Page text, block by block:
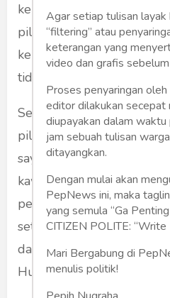
kelas. Ternyata Pak Guru
pilihan, dia siap mengajar
keluar kelas. Jika saya
tidak mengajar.
Seisi kelas tidak memberi
pilihan tersebut. Tapi
saya harus keluar kelas.
kawan menjadi korban
pelajaran gara-gara
setelah saya keluar kelas,
dan memberi pelajaran
Hukuman berlaku begitu
Agar setiap tulisan layak
“filtering” atau
keterangan yang
video dan grafis
Proses penyaringan
editor dilakukan secepat
diupayakan dalam
jam sebuah tulisan
ditayangkan.
Dengan mulai akan
PepNews ini, maka
yang semula “Ga
CITIZEN POLITE: “Write
Mari Bergabung di
menulis politik!